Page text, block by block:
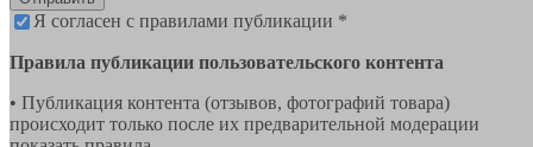
Я согласен с правилами публикации *
Правила публикации пользовательского контента
• Публикация контента (отзывов, фотографий товара)
происходит только после их предварительной модерации